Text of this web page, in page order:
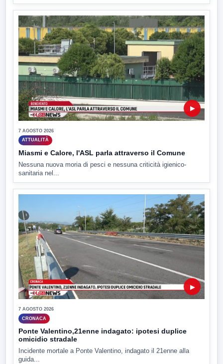
▶
7 AGOSTO 2026
ATTUALITÀ
Miasmi e Calore, l'ASL parla attraverso il Comune
Nessuna nuova moria di pesci e nessuna criticità igienico-
sanitaria nel...
▶
7 AGOSTO 2026
CRONACA
Ponte Valentino,21enne indagato: ipotesi duplice
omicidio stradale
Incidente mortale a Ponte Valentino, indagato il 21enne alla
guida...